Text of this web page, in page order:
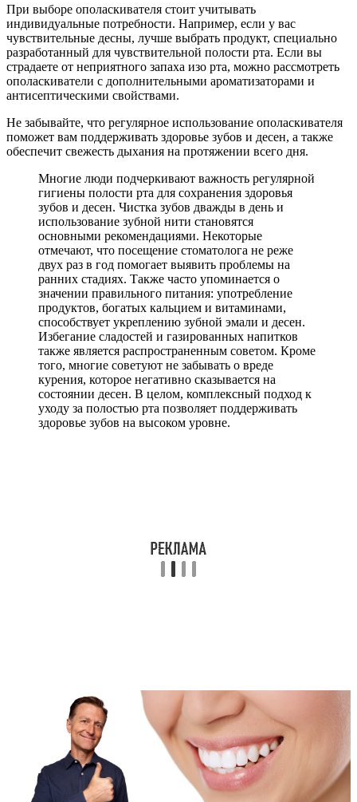
При выборе ополаскивателя стоит учитывать
индивидуальные потребности. Например, если у вас
чувствительные десны, лучше выбрать продукт, специально
разработанный для чувствительной полости рта. Если вы
страдаете от неприятного запаха изо рта, можно рассмотреть
ополаскиватели с дополнительными ароматизаторами и
антисептическими свойствами.
Не забывайте, что регулярное использование ополаскивателя
поможет вам поддерживать здоровье зубов и десен, а также
обеспечит свежесть дыхания на протяжении всего дня.
Многие люди подчеркивают важность регулярной
гигиены полости рта для сохранения здоровья
зубов и десен. Чистка зубов дважды в день и
использование зубной нити становятся
основными рекомендациями. Некоторые
отмечают, что посещение стоматолога не реже
двух раз в год помогает выявить проблемы на
ранних стадиях. Также часто упоминается о
значении правильного питания: употребление
продуктов, богатых кальцием и витаминами,
способствует укреплению зубной эмали и десен.
Избегание сладостей и газированных напитков
также является распространенным советом. Кроме
того, многие советуют не забывать о вреде
курения, которое негативно сказывается на
состоянии десен. В целом, комплексный подход к
уходу за полостью рта позволяет поддерживать
здоровье зубов на высоком уровне.